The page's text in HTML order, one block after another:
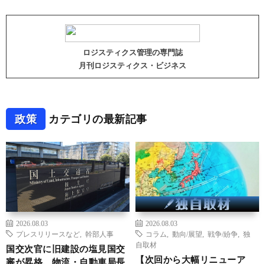
ロジスティクス管理の専門誌
月刊ロジスティクス・ビジネス
政策 カテゴリの最新記事
2026.08.03
プレスリリースなど
幹部人事
国交次官に旧建設の塩見国交
審が昇格、物流・自動車局長
2026.08.03
コラム
動向/展望 戦争/紛争
独
自取材
【次回から大幅リニューア